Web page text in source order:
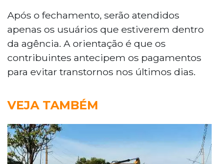
Após o fechamento, serão atendidos
apenas os usuários que estiverem dentro
da agência. A orientação é que os
contribuintes antecipem os pagamentos
para evitar transtornos nos últimos dias.
VEJA TAMBÉM